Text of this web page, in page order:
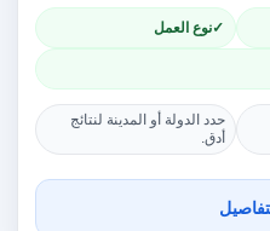
نوع العمل
حدد الدولة أو المدينة لنتائج
أدق.